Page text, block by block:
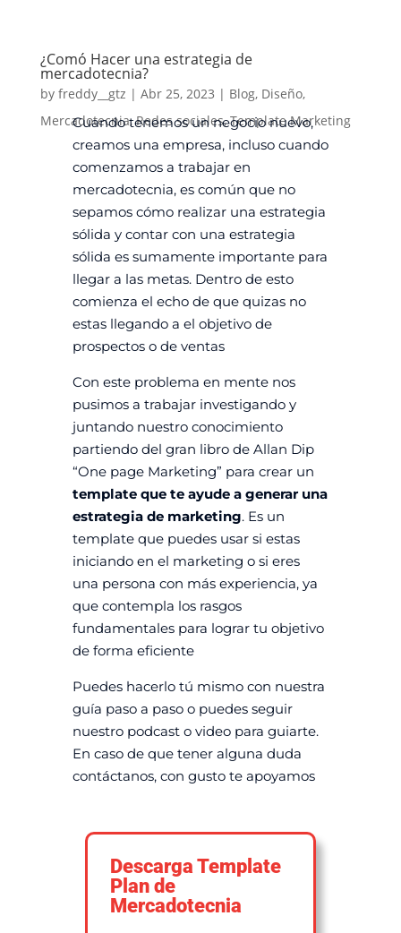
¿Comó Hacer una estrategia de
mercadotecnia?
by freddy__gtz | Abr 25, 2023 | Blog, Diseño,
Mercadotecnia,Redes sociales,Template Marketing
Cuando tenemos un negocio nuevo,
creamos una empresa, incluso cuando
comenzamos a trabajar en
mercadotecnia, es común que no
sepamos cómo realizar una estrategia
sólida y contar con una estrategia
sólida es sumamente importante para
llegar a las metas. Dentro de esto
comienza el echo de que quizas no
estas llegando a el objetivo de
prospectos o de ventas
Con este problema en mente nos
pusimos a trabajar investigando y
juntando nuestro conocimiento
partiendo del gran libro de Allan Dip
“One page Marketing” para crear un
template que te ayude a generar una
estrategia de marketing. Es un
template que puedes usar si estas
iniciando en el marketing o si eres
una persona con más experiencia, ya
que contempla los rasgos
fundamentales para lograr tu objetivo
de forma eficiente
Puedes hacerlo tú mismo con nuestra
guía paso a paso o puedes seguir
nuestro podcast o video para guiarte.
En caso de que tener alguna duda
contáctanos, con gusto te apoyamos
Descarga Template
Plan de
Mercadotecnia